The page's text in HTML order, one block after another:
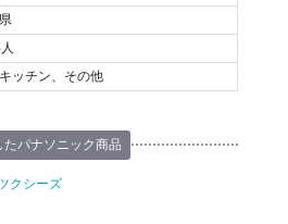
ッチン、その他
たパナソニック商品
クシーズ